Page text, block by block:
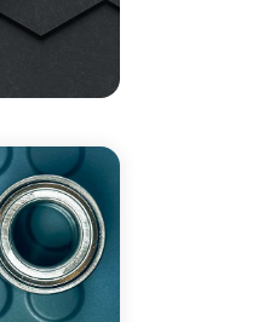
7,5 mm
610 mm
540 mm